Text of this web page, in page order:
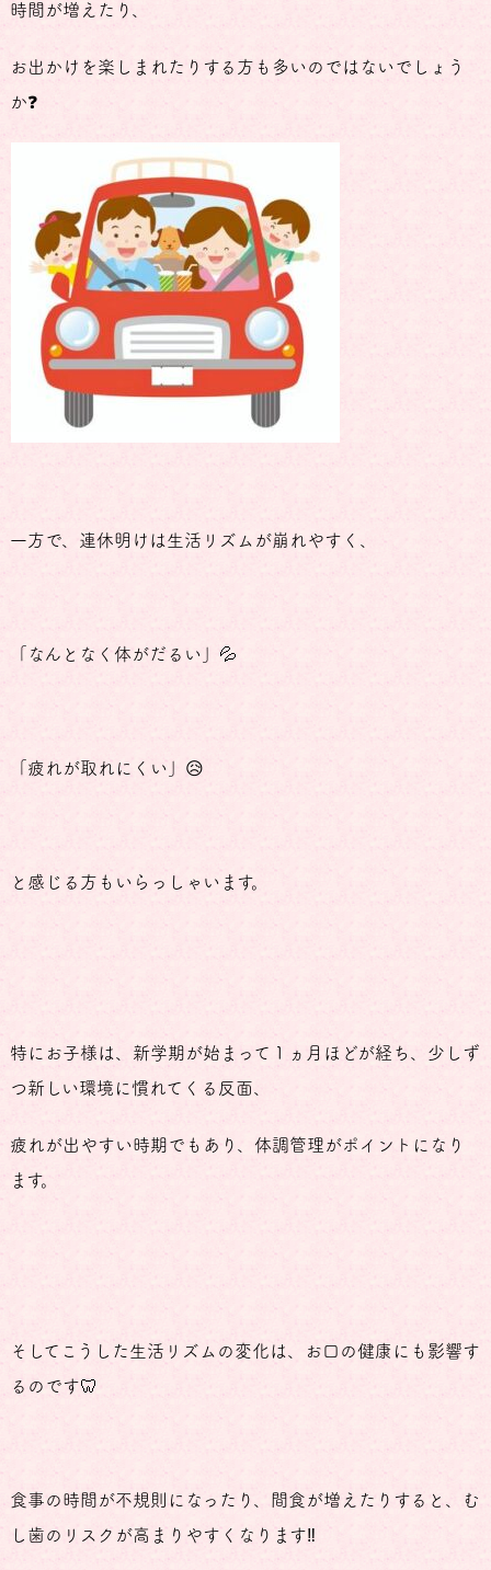
時間が増えたり、
お出かけを楽しまれたりする方も多いのではないでしょう
か❓
一方で、連休明けは生活リズムが崩れやすく、
「なんとなく体がだるい」💦
「疲れが取れにくい」😥
と感じる方もいらっしゃいます。
特にお子様は、新学期が始まって１ヵ月ほどが経ち、少しず
つ新しい環境に慣れてくる反面、
疲れが出やすい時期でもあり、体調管理がポイントになり
ます。
そしてこうした生活リズムの変化は、お口の健康にも影響す
るのです🦷
食事の時間が不規則になったり、間食が増えたりすると、む
し歯のリスクが高まりやすくなります‼️